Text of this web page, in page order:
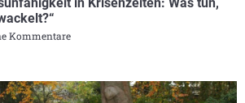
Kommentare